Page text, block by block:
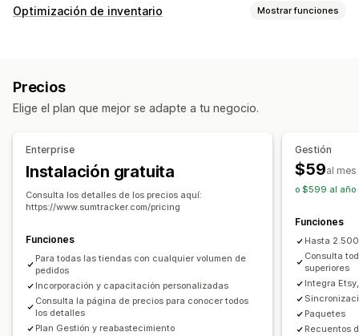
Tipos de sincronización
Notificaciones e informes
Informes históricos
Alertas de existencias bajas
Métricas de rendimiento Estado en tiempo real
Optimización de inventario Mostrar funciones
Códigos de barras
Actualizaciones en tiempo real SKU
Transferencia de existencias
Escáneres Planificación de inventario
Optimización de IA
Automatización del flujo de trabajo
Devoluciones
Procesamiento automático
Pedidos de compra
Notificaciones e informes y estadísticas
Notificaciones de reposición
Precios
Elige el plan que mejor se adapte a tu negocio.
Enterprise
Instalación gratuita
Consulta los detalles de los precios aquí:
https://www.sumtracker.com/pricing
Funciones
Para todas las tiendas con cualquier volumen de
pedidos
Incorporación y capacitación personalizadas
Consulta la página de precios para conocer todos
los detalles
Plan Gestión y reabastecimiento
Gestión
$59al mes
o $599 al año
Funciones
Hasta
Consulta
superiores
Integra
Paquetes
Recuentos